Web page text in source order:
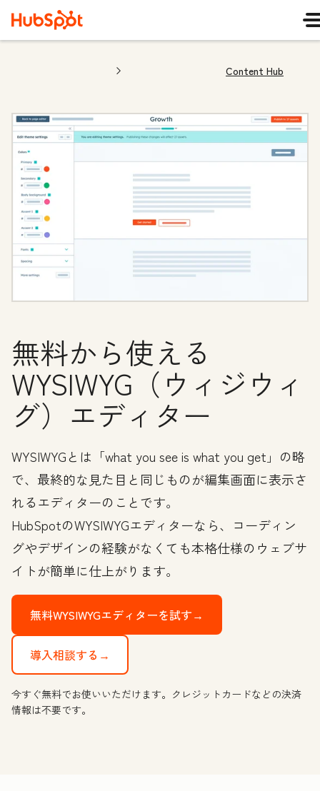
Content Hub
無料から使える
WYSIWYG（ウィジウィ
グ）エディター
WYSIWYGとは「what you see is what you get」の略
で、最終的な見た目と同じものが編集画面に表示さ
れるエディターのことです。
HubSpotのWYSIWYGエディターなら、コーディン
グやデザインの経験がなくても本格仕様のウェブサ
イトが簡単に仕上がります。
無料WYSIWYGエディターを試す→
導入相談する→
今すぐ無料でお使いいただけます。クレジットカードなどの決済
情報は不要です。